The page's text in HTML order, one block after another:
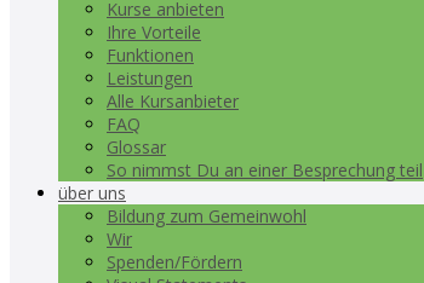
Kurse anbieten
Ihre Vorteile
Funktionen
Leistungen
Alle Kursanbieter
FAQ
Glossar
So nimmst Du an einer Besprechung teil
über uns
Bildung zum Gemeinwohl
Wir
Spenden/Fördern